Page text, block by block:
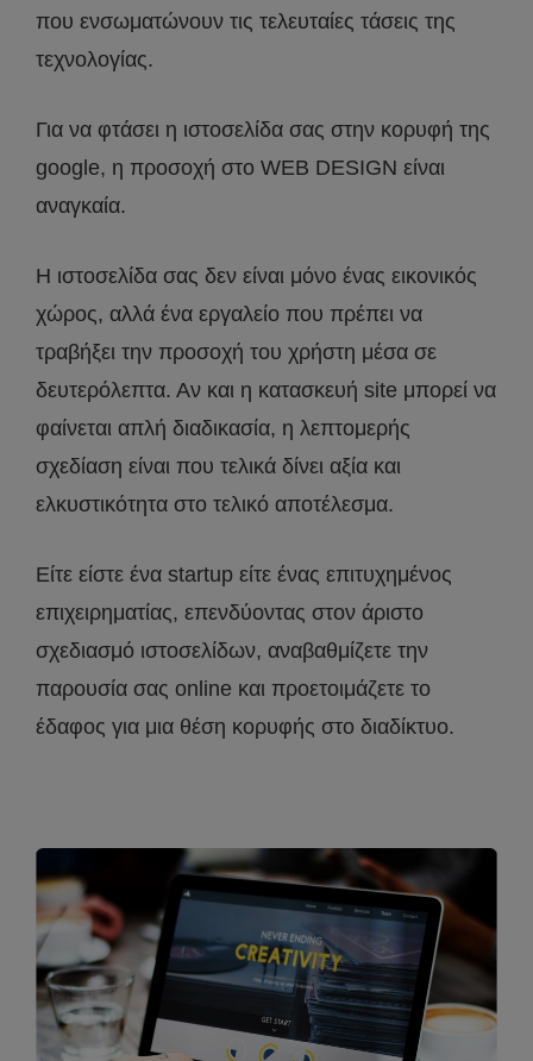
που ενσωματώνουν τις τελευταίες τάσεις της
τεχνολογίας.
Για να φτάσει η ιστοσελίδα σας στην κορυφή της
google, η προσοχή στο WEB DESIGN είναι
αναγκαία.
Η ιστοσελίδα σας δεν είναι μόνο ένας εικονικός
χώρος, αλλά ένα εργαλείο που πρέπει να
τραβήξει την προσοχή του χρήστη μέσα σε
δευτερόλεπτα. Αν και η κατασκευή site μπορεί να
φαίνεται απλή διαδικασία, η λεπτομερής
σχεδίαση είναι που τελικά δίνει αξία και
ελκυστικότητα στο τελικό αποτέλεσμα.
Είτε είστε ένα startup είτε ένας επιτυχημένος
επιχειρηματίας, επενδύοντας στον άριστο
σχεδιασμό ιστοσελίδων, αναβαθμίζετε την
παρουσία σας online και προετοιμάζετε το
έδαφος για μια θέση κορυφής στο διαδίκτυο.